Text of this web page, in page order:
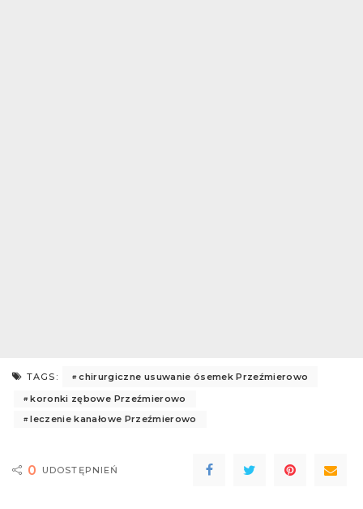
TAGS:
chirurgiczne usuwanie ósemek Przeźmierowo
koronki zębowe Przeźmierowo
leczenie kanałowe Przeźmierowo
0 UDOSTĘPNIEŃ